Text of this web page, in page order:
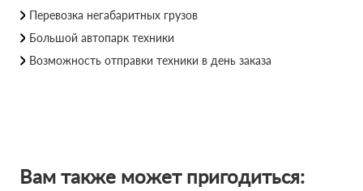
Перевозка негабаритных грузов
Большой автопарк техники
Возможность отправки техники в день заказа
Вам также может пригодиться: